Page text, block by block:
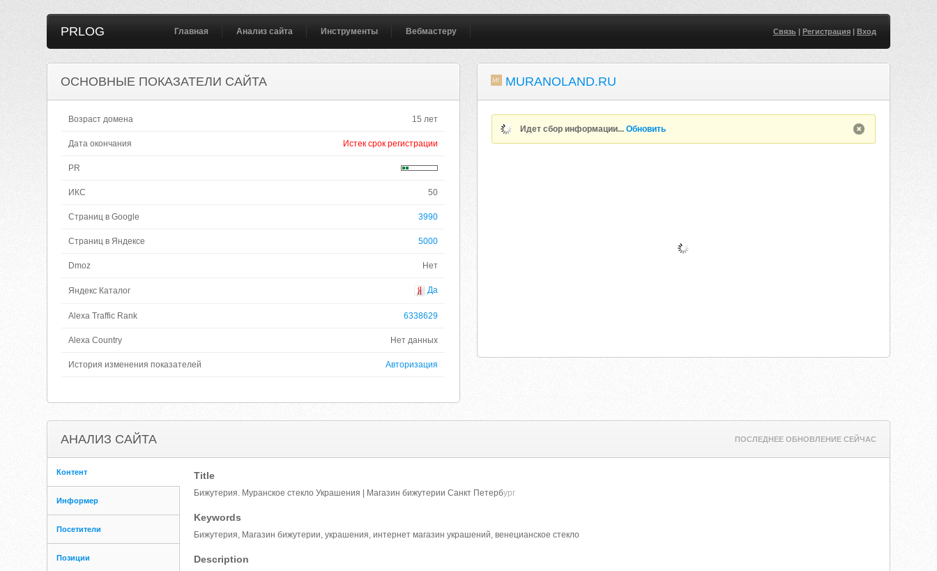
PRLOG Главная Анализ сайта Инструменты Вебмастеру Связь| Регистрация| Вход
ОСНОВНЫЕ ПОКАЗАТЕЛИ САЙТА
Возраст домена 15 лет
Дата окончания Истек срок регистрации
PR
ИКС 50
Страниц в Google 3990
Страниц в Яндексе 5000
Dmoz Нет
Яндекс Каталог Да
Alexa Traffic Rank 6338629
Alexa Country Нет данных
История изменения показателей Авторизация
MURANOLAND.RU
Идет сбор информации...Обновить
АНАЛИЗ САЙТА ПОСЛЕДНЕЕ ОБНОВЛЕНИЕ СЕЙЧАС
Контент
Информер
Посетители
Позиции
Title
Бижутерия. Муранское стекло Украшения | Магазин бижутерии Санкт Петербург
Keywords
Бижутерия, Магазин бижутерии, украшения, интернет магазин украшений, венецианское стекло
Description